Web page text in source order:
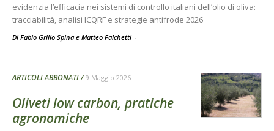
evidenzia l’efficacia nei sistemi di controllo italiani dell’olio di oliva:
tracciabilità, analisi ICQRF e strategie antifrode 2026
Di Fabio Grillo Spina e Matteo Falchetti -
ARTICOLI ABBONATI 9 Maggio 2026
Oliveti low carbon, pratiche
agronomiche